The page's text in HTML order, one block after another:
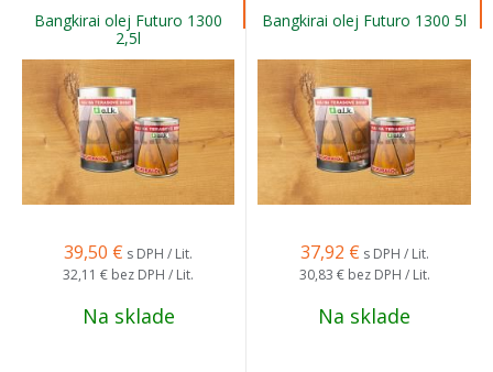
Bangkirai olej Futuro 1300
2,5l
39,50 € s DPH / Lit.
32,11 € bez DPH / Lit.
Na sklade
Bangkirai olej Futuro 1300 5l
37,92 € s DPH / Lit.
30,83 € bez DPH / Lit.
Na sklade